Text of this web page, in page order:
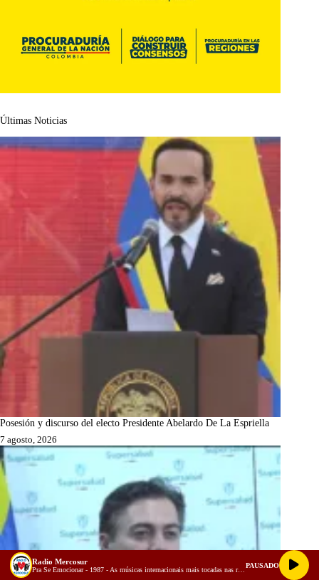
Últimas Noticias
Posesión y discurso del electo Presidente Abelardo De La Espriella
7 agosto, 2026
Radio Mercosur
Pra Se Emocionar - 1987 - As músicas internacionais mais tocadas nas rádios do Brasil
PAUSADO